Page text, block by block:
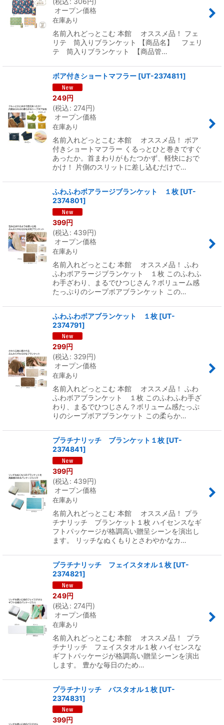
オープン価格
在庫あり
名前入れどっとこむ 本館 オススメ品！ フェ
リテ 筒入りブランケット 【商品名】 フェリ
テ 筒入りブランケット 【商品管…
ボア付きショートマフラー [UT-2374811]
249円
(税込: 274円)
オープン価格
在庫あり
名前入れどっとこむ 本館 オススメ品！ ボア
付きショートマフラー くるっとひと巻きですぐ
あったか。首まわりがもたつかず、軽快におで
かけ！ 片側のスリットに差し込むだけで…
ふわふわボアラージブランケット １枚 [UT-
2374801]
399円
(税込: 439円)
オープン価格
在庫あり
名前入れどっとこむ 本館 オススメ品！ ふわ
ふわボアラージブランケット １枚 このふわふ
わ手ざわり、まるでひつじさん？ボリューム感
たっぷりのシープボアブランケット この…
ふわふわボアブランケット １枚 [UT-
2374791]
299円
(税込: 329円)
オープン価格
在庫あり
名前入れどっとこむ 本館 オススメ品！ ふわ
ふわボアブランケット １枚 このふわふわ手ざ
わり、まるでひつじさん？ボリューム感たっぷ
りのシープボアブランケット この柔らか…
プラチナリッチ ブランケット１枚 [UT-
2374841]
399円
(税込: 439円)
オープン価格
在庫あり
名前入れどっとこむ 本館 オススメ品！ プラ
チナリッチ ブランケット１枚 ハイセンスなギ
フトパッケージが格調高い贈呈シーンを演出し
ます。 リッチなぬくもりとさわやかなカ…
プラチナリッチ フェイスタオル１枚 [UT-
2374821]
249円
(税込: 274円)
オープン価格
在庫あり
名前入れどっとこむ 本館 オススメ品！ プラ
チナリッチ フェイスタオル１枚 ハイセンスな
ギフトパッケージが格調高い贈呈シーンを演出
します。 豊かな毎日のため…
プラチナリッチ バスタオル１枚 [UT-
2374831]
399円